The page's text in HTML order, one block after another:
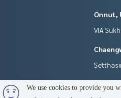
Onnut,
VIA
We use cookies to provide you